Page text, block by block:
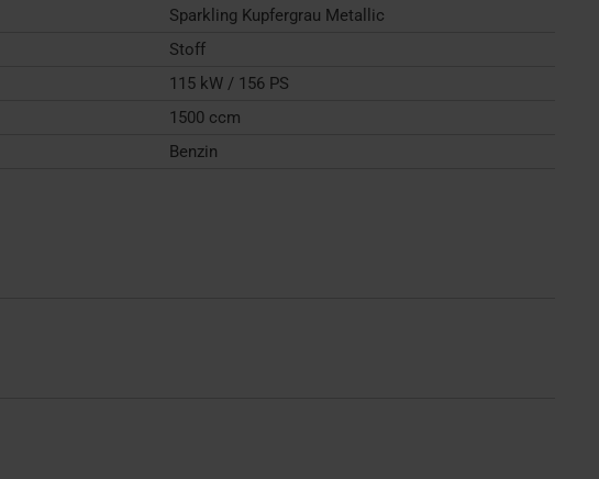
Sparkling Kupfergrau Metallic
Stoff
115 kW / 156 PS
1500 ccm
Benzin